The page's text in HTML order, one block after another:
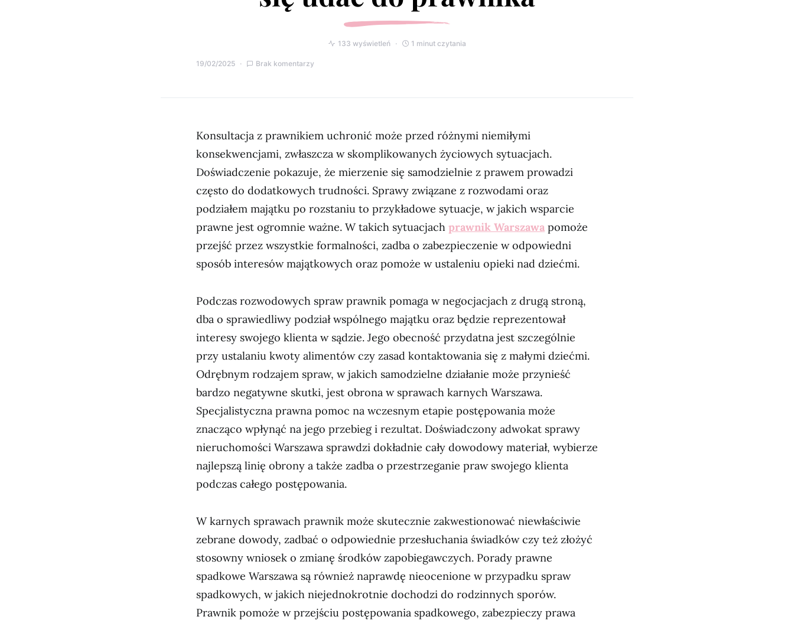
133 wyświetleń 1 minut czytania
19/02/2025 Brak komentarzy
Konsultacja z prawnikiem uchronić może przed różnymi niemiłymi
konsekwencjami, zwłaszcza w skomplikowanych życiowych sytuacjach.
Doświadczenie pokazuje, że mierzenie się samodzielnie z prawem prowadzi
często do dodatkowych trudności. Sprawy związane z rozwodami oraz
podziałem majątku po rozstaniu to przykładowe sytuacje, w jakich wsparcie
prawne jest ogromnie ważne. W takich sytuacjach prawnik Warszawa pomoże
przejść przez wszystkie formalności, zadba o zabezpieczenie w odpowiedni
sposób interesów majątkowych oraz pomoże w ustaleniu opieki nad dziećmi.
Podczas rozwodowych spraw prawnik pomaga w negocjacjach z drugą stroną,
dba o sprawiedliwy podział wspólnego majątku oraz będzie reprezentował
interesy swojego klienta w sądzie. Jego obecność przydatna jest szczególnie
przy ustalaniu kwoty alimentów czy zasad kontaktowania się z małymi dziećmi.
Odrębnym rodzajem spraw, w jakich samodzielne działanie może przynieść
bardzo negatywne skutki, jest obrona w sprawach karnych Warszawa.
Specjalistyczna prawna pomoc na wczesnym etapie postępowania może
znacząco wpłynąć na jego przebieg i rezultat. Doświadczony adwokat sprawy
nieruchomości Warszawa sprawdzi dokładnie cały dowodowy materiał, wybierze
najlepszą linię obrony a także zadba o przestrzeganie praw swojego klienta
podczas całego postępowania.
W karnych sprawach prawnik może skutecznie zakwestionować niewłaściwie
zebrane dowody, zadbać o odpowiednie przesłuchania świadków czy też złożyć
stosowny wniosek o zmianę środków zapobiegawczych. Porady prawne
spadkowe Warszawa są również naprawdę nieocenione w przypadku spraw
spadkowych, w jakich niejednokrotnie dochodzi do rodzinnych sporów.
Prawnik pomoże w przejściu postępowania spadkowego, zabezpieczy prawa